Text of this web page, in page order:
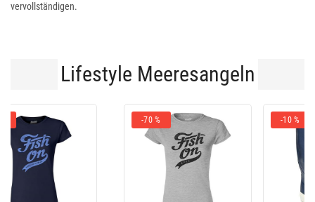
vervollständigen.
Lifestyle Meeresangeln
-10 %